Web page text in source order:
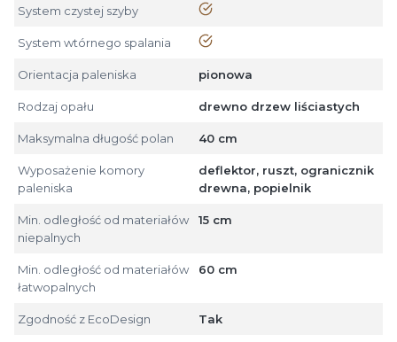
System czystej szyby tak
System wtórnego spalania tak
Orientacja paleniska pionowa
Rodzaj opału drewno drzew liściastych
Maksymalna długość polan 40 cm
Wyposażenie komory
paleniska
deflektor, ruszt, ogranicznik
drewna, popielnik
Min. odległość od materiałów
niepalnych
15 cm
Min. odległość od materiałów
łatwopalnych
60 cm
Zgodność z EcoDesign Tak